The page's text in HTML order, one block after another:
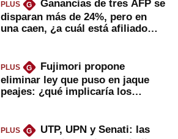
PLUS G
Ganancias de tres AFP se
disparan más de 24%, pero en
una caen, ¿a cuál está afiliado
PLUS G
Fujimori propone
eliminar ley que puso en jaque
peajes: ¿qué implicaría los
PLUS G
UTP, UPN y Senati: las